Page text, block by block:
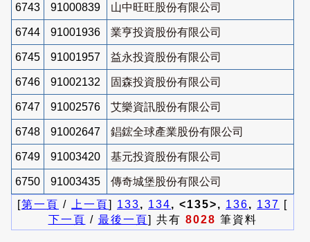
6743 91000839 山中旺旺股份有限公司
6744 91001936 業亨投資股份有限公司
6745 91001957 益永投資股份有限公司
6746 91002132 固森投資股份有限公司
6747 91002576 艾樂資訊股份有限公司
6748 91002647 錩鋐全球產業股份有限公司
6749 91003420 基元投資股份有限公司
6750 91003435
傳奇城堡股份有限公司
[第一頁 / 上一頁] 133, 134, <135>, 136, 137 [
下一頁 / 最後一頁] 共有 8028 筆資料